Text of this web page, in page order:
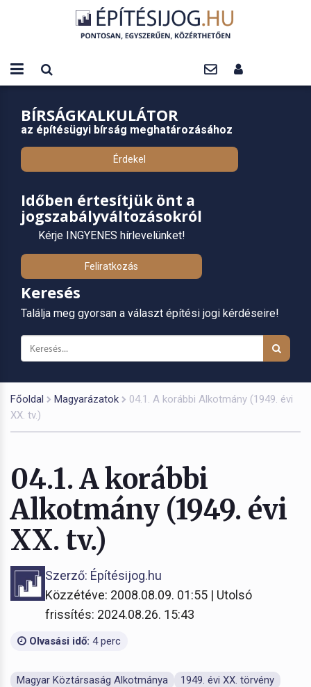
BÍRSÁGKALKULÁTOR
az építésügyi bírság meghatározásához
Érdekel
Időben értesítjük önt a
jogszabályváltozásokról
Kérje INGYENES hírlevelünket!
Feliratkozás
Keresés
Találja meg gyorsan a választ építési jogi kérdéseire!
Főoldal Magyarázatok
04.1. A korábbi Alkotmány (1949. évi
XX. tv.)
04.1. A korábbi
Alkotmány (1949. évi
XX. tv.)
Szerző: Építésijog.hu
Közzétéve: 2008.08.09. 01:55 | Utolsó
frissítés: 2024.08.26. 15:43
Olvasási idő: 4 perc
Magyar Köztársaság Alkotmánya
1949. évi XX. törvény